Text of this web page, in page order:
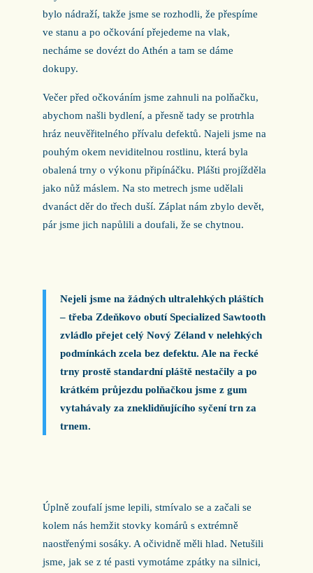
bylo nádraží, takže jsme se rozhodli, že přespíme
ve stanu a po očkování přejedeme na vlak,
necháme se dovézt do Athén a tam se dáme
dokupy.
Večer před očkováním jsme zahnuli na polňačku,
abychom našli bydlení, a přesně tady se protrhla
hráz neuvěřitelného přívalu defektů. Najeli jsme na
pouhým okem neviditelnou rostlinu, která byla
obalená trny o výkonu připínáčku. Plášti projížděla
jako nůž máslem. Na sto metrech jsme udělali
dvanáct děr do třech duší. Záplat nám zbylo devět,
pár jsme jich napůlili a doufali, že se chytnou.
Nejeli jsme na žádných ultralehkých pláštích
– třeba Zdeňkovo obutí Specialized Sawtooth
zvládlo přejet celý Nový Zéland v nelehkých
podmínkách zcela bez defektu. Ale na řecké
trny prostě standardní pláště nestačily a po
krátkém průjezdu polňačkou jsme z gum
vytahávaly za zneklidňujícího syčení trn za
trnem.
Úplně zoufalí jsme lepili, stmívalo se a začali se
kolem nás hemžit stovky komárů s extrémně
naostřenými sosáky. A očividně měli hlad. Netušili
jsme, jak se z té pasti vymotáme zpátky na silnici,